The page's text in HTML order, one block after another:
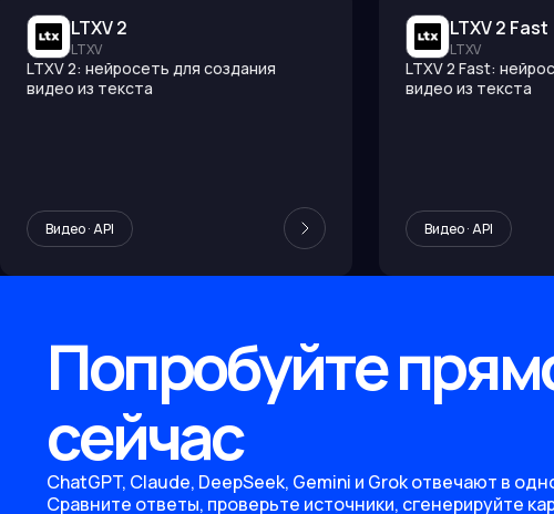
LTXV 2
LTXV
LTXV 2: нейросеть для создания
видео из текста
Видео · API
LTXV 2 Fast
LTXV
LTXV 2 Fast:
видео из текста
Видео · API
Попробуйте
сейчас
ChatGPT, Claude, DeepSeek, Gemini и Grok отвечают в
Сравните ответы, проверьте источники, сгенерируйте